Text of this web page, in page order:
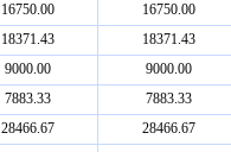
16750.00
16750.00
18371.43
18371.43
9000.00
9000.00
7883.33
7883.33
28466.67
28466.67